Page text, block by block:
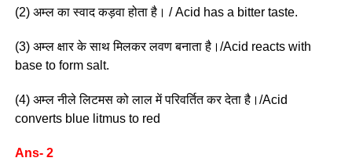
(2) अम्ल का स्वाद कड़वा होता है। / Acid has a bitter taste.
(3) अम्ल क्षार के साथ मिलकर लवण बनाता है।/Acid reacts with
base to form salt.
(4) अम्ल नीले लिटमस को लाल में परिवर्तित कर देता है।/Acid
converts blue litmus to red
Ans- 2